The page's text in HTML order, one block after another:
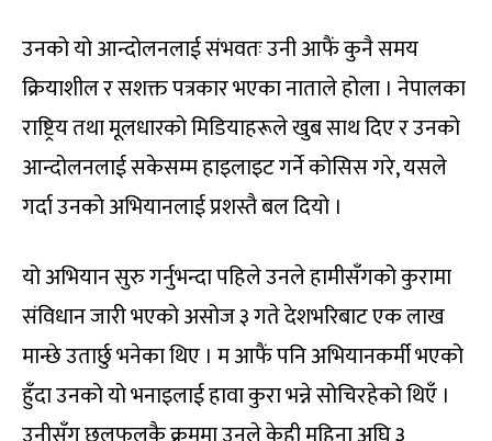
उनको यो आन्दोलनलाई संभवतः उनी आफैं कुनै समय
क्रियाशील र सशक्त पत्रकार भएका नाताले होला । नेपालका
राष्ट्रिय तथा मूलधारको मिडियाहरूले खुब साथ दिए र उनको
आन्दोलनलाई सकेसम्म हाइलाइट गर्ने कोसिस गरे, यसले
गर्दा उनको अभियानलाई प्रशस्तै बल दियो ।
यो अभियान सुरु गर्नुभन्दा पहिले उनले हामीसँगको कुरामा
संविधान जारी भएको असोज ३ गते देशभरिबाट एक लाख
मान्छे उतार्छु भनेका थिए । म आफैं पनि अभियानकर्मी भएको
हुँदा उनको यो भनाइलाई हावा कुरा भन्ने सोचिरहेको थिएँ ।